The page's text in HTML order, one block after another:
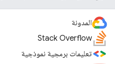
المدونة
Stack Overflow
تعليمات برمجية نموذجية